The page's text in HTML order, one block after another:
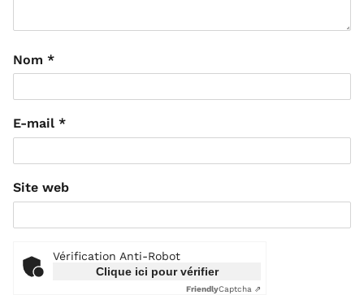
Nom *
E-mail *
Site web
Vérification Anti-Robot
Clique ici pour vérifier
FriendlyCaptcha ⇗